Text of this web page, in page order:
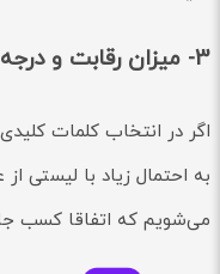
3- میزان رقابت و درجه سختی
اگر در انتخاب کلمات
به احتمال زیاد با لیستی
می‌شویم که اتفاقا کسب